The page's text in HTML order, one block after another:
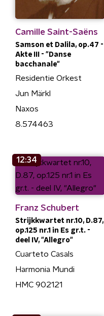
Camille Saint-Saëns
Samson et Dalila, op.47 -
Akte III - "Danse
bacchanale"
Residentie Orkest
Jun Märkl
Naxos
8.574463
12:34
Franz Schubert
Strijkkwartet nr.10, D.87,
op.125 nr.1 in Es gr.t. -
deel IV, "Allegro"
Cuarteto Casals
Harmonia Mundi
HMC 902121